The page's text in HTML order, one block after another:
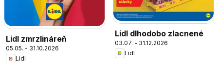
Lidl zmrzlináreň
05.05. - 31.10.2026
Lidl
Lidl dlhodobo zlacnené
03.07. - 31.12.2026
Lidl